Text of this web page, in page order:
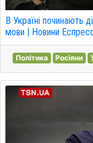
В Україні починають
мови | Новини
Політика Росіяни